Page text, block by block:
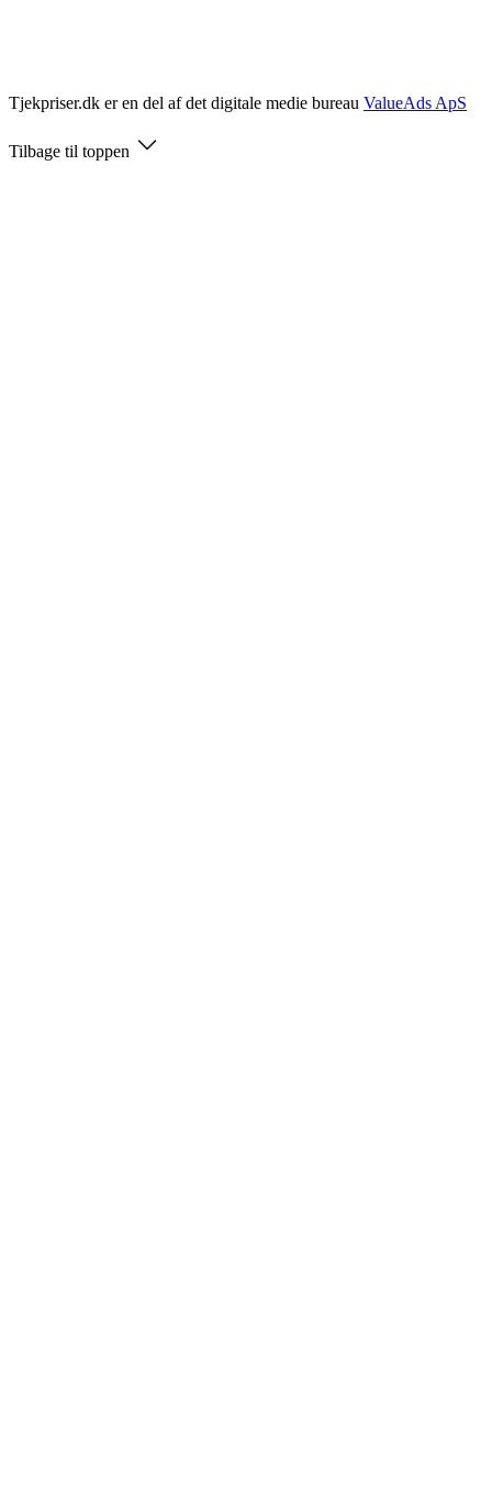
Tjekpriser.dk er en del af det digitale medie bureau ValueAds ApS
Tilbage til toppen